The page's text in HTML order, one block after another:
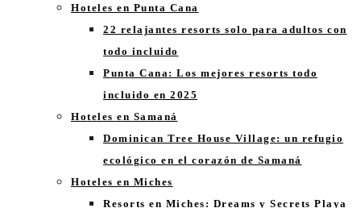
Hoteles en Punta Cana
22 relajantes resorts solo para adultos con
todo incluido
Punta Cana: Los mejores resorts todo
incluido en 2025
Hoteles en Samaná
Dominican Tree House Village: un refugio
ecológico en el corazón de Samaná
Hoteles en Miches
Resorts en Miches​: Dreams y Secrets Playa